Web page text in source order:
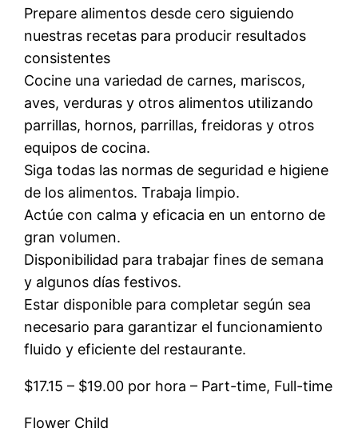
Prepare alimentos desde cero siguiendo
nuestras recetas para producir resultados
consistentes
Cocine una variedad de carnes, mariscos,
aves, verduras y otros alimentos utilizando
parrillas, hornos, parrillas, freidoras y otros
equipos de cocina.
Siga todas las normas de seguridad e higiene
de los alimentos. Trabaja limpio.
Actúe con calma y eficacia en un entorno de
gran volumen.
Disponibilidad para trabajar fines de semana
y algunos días festivos.
Estar disponible para completar según sea
necesario para garantizar el funcionamiento
fluido y eficiente del restaurante.
$17.15 – $19.00 por hora – Part-time, Full-time
Flower Child